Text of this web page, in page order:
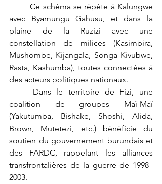
	Ce schéma se répète à Kalungwe
avec Byamungu Gahusu, et dans la
plaine de la Ruzizi avec une
constellation de milices (Kasimbira,
Mushombe, Kijangala, Songa Kivubwe,
Rasta, Kashumba), toutes connectées à
des acteurs politiques nationaux.
coalition de groupes Maï-Maï
(Yakutumba, Bishake, Shoshi, Alida,
Brown, Mutetezi, etc.) bénéficie du
soutien du gouvernement burundais et
des FARDC, rappelant les alliances
transfrontalières de la guerre de 1998–
2003.